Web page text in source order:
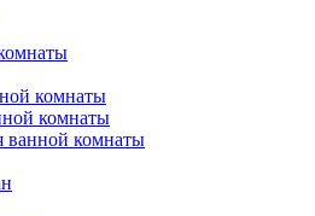
комнаты
комнаты
комнаты